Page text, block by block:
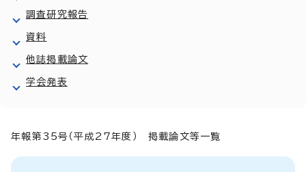
調査研究報告
資料
他誌掲載論文
学会発表
年報第35号（平成27年度） 掲載論文等一覧